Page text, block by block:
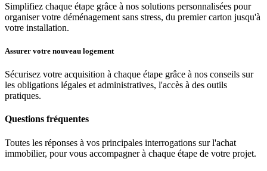
Simplifiez chaque étape grâce à nos solutions personnalisées pour
organiser votre déménagement sans stress, du premier carton jusqu'à
votre installation.
Assurer votre nouveau logement
Sécurisez votre acquisition à chaque étape grâce à nos conseils sur
les obligations légales et administratives, l'accès à des outils
pratiques.
Questions fréquentes
Toutes les réponses à vos principales interrogations sur l'achat
immobilier, pour vous accompagner à chaque étape de votre projet.